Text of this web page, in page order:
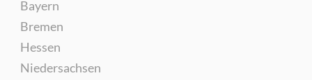
Bayern
Bremen
Hessen
Niedersachsen